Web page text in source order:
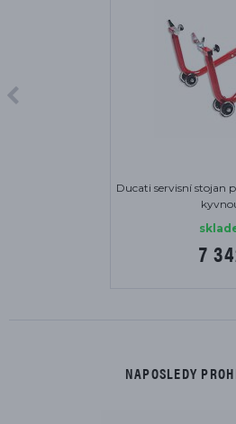
Ducati servisní stojan pro
kyvnou
skladem
7 342
NAPOSLEDY